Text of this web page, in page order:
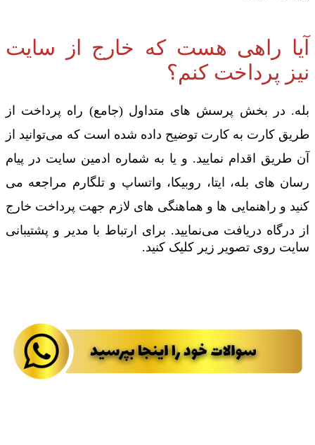
آیا راهی هست که خارج از سایت
نیز پرداخت کنم؟
بله. در بخش پرسش های متداول (جامع) راه پرداخت از
طریق کارت به کارت توضیح داده شده است که می‌توانید از
آن طریق اقدام نمایید. و یا به شماره ادمین سایت در پیام
رسان های بله، ایتا، روبیکا، واتساپ و تلگارم مراجعه می
کنید و راهنمایی ها و هماهنگی های لازم جهت پرداخت خارج
از درگاه دریافت می‌نمایید. برای ارتباط با مدیر و پشتیبانی
سایت روی تصویر زیر کلیک کنید.